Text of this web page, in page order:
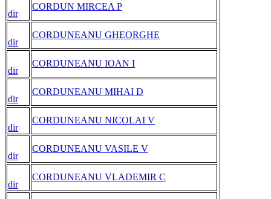
dir
CORDUN MIRCEA P
dir
CORDUNEANU GHEORGHE
dir
CORDUNEANU IOAN I
dir
CORDUNEANU MIHAI D
dir
CORDUNEANU NICOLAI V
dir
CORDUNEANU VASILE V
dir
CORDUNEANU VLADEMIR C